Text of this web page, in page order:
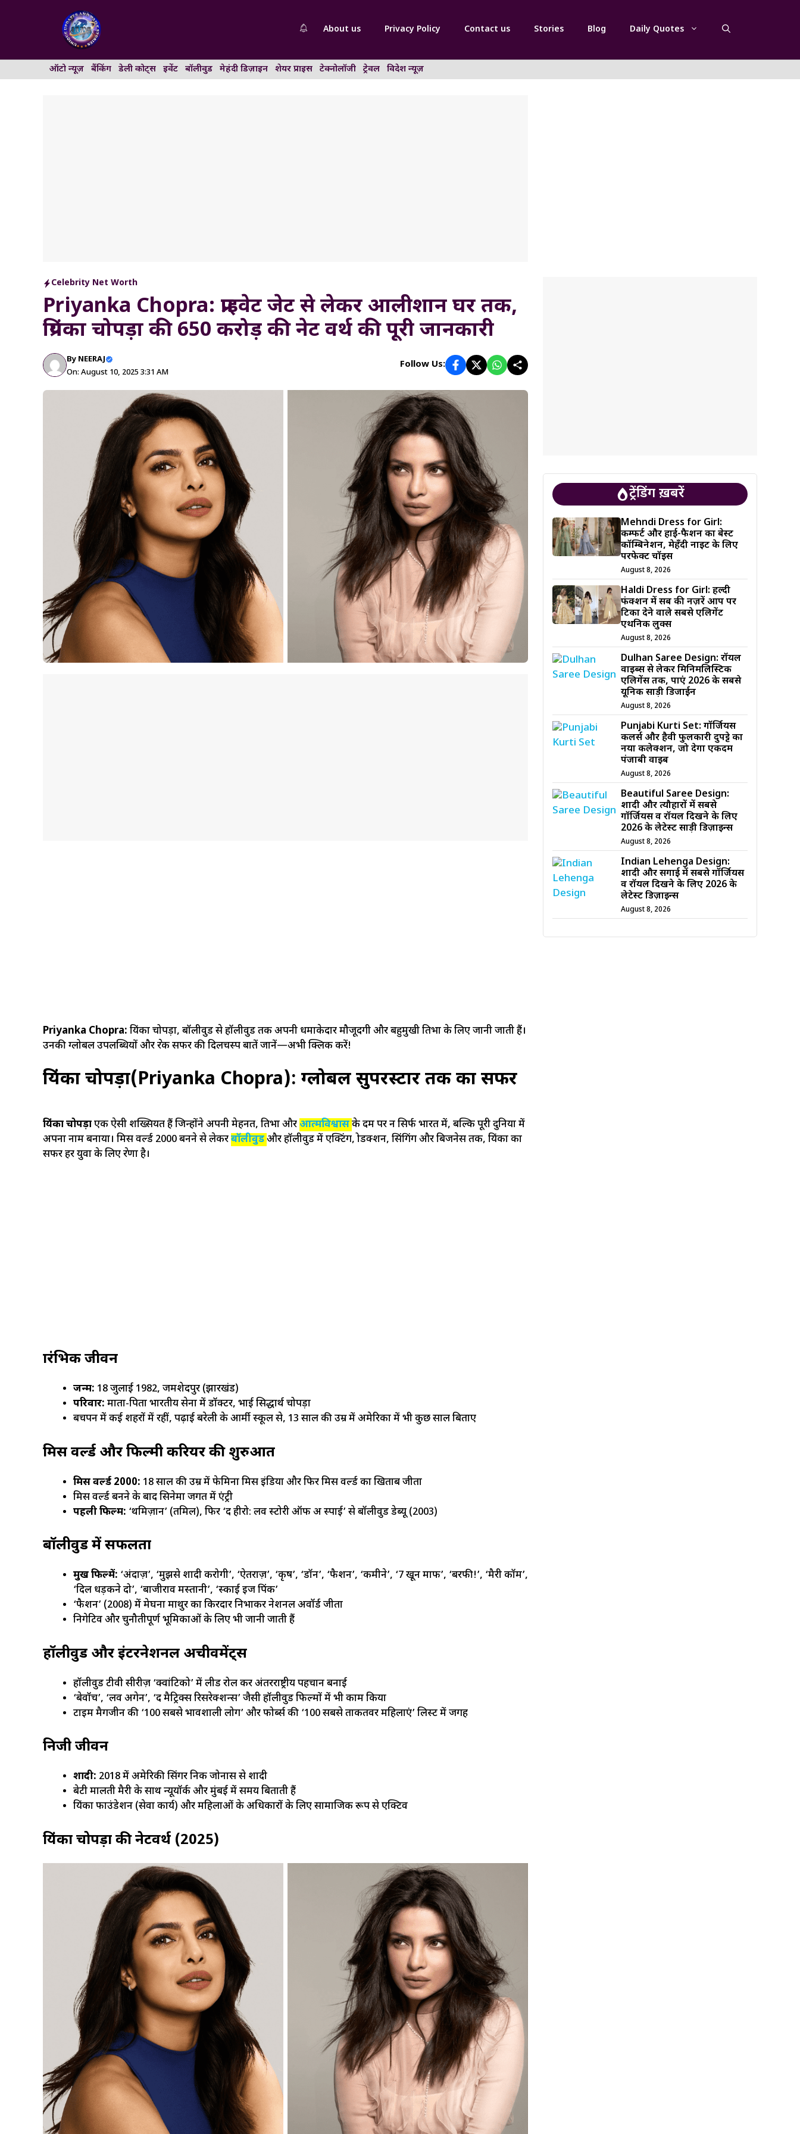
About us Privacy Policy Contact us Stories Blog Daily Quotes
ऑटो न्यूज़ बैंकिंग डेली कोट्स इवेंट बॉलीवुड मेहंदी डिज़ाइन शेयर प्राइस टेक्नोलॉजी ट्रेवल विदेश न्यूज़
Celebrity Net Worth
Priyanka Chopra: प्राइवेट जेट से लेकर आलीशान घर तक,
प्रियंका चोपड़ा की 650 करोड़ की नेट वर्थ की पूरी जानकारी
By NEERAJ
On: August 10, 2025 3:31 AM
Follow Us:
Priyanka Chopra: प्रियंका चोपड़ा, बॉलीवुड से हॉलीवुड तक अपनी धमाकेदार मौजूदगी और बहुमुखी प्रतिभा के लिए जानी जाती हैं।
उनकी ग्लोबल उपलब्धियों और प्रेरक सफर की दिलचस्प बातें जानें—अभी क्लिक करें!
प्रियंका चोपड़ा(Priyanka Chopra): ग्लोबल सुपरस्टार तक का सफर
प्रियंका चोपड़ाएक ऐसी शख्सियत हैं जिन्होंने अपनी मेहनत, प्रतिभा औरआत्मविश्वासके दम पर न सिर्फ भारत में, बल्कि पूरी दुनिया में
अपना नाम बनाया। मिस वर्ल्ड 2000 बनने से लेकरबॉलीवुडऔर हॉलीवुड में एक्टिंग, प्रोडक्शन, सिंगिंग और बिजनेस तक, प्रियंका का
सफर हर युवा के लिए प्रेरणा है।
प्रारंभिक जीवन
जन्म: 18 जुलाई 1982, जमशेदपुर (झारखंड)
परिवार: माता-पिता भारतीय सेना में डॉक्टर, भाई सिद्धार्थ चोपड़ा
बचपन में कई शहरों में रहीं, पढ़ाई बरेली के आर्मी स्कूल से, 13 साल की उम्र में अमेरिका में भी कुछ साल बिताए
मिस वर्ल्ड और फिल्मी करियर की शुरुआत
मिस वर्ल्ड 2000: 18 साल की उम्र में फेमिना मिस इंडिया और फिर मिस वर्ल्ड का खिताब जीता
मिस वर्ल्ड बनने के बाद सिनेमा जगत में एंट्री
पहली फिल्म: ‘थमिज़ान’ (तमिल), फिर ‘द हीरो: लव स्टोरी ऑफ अ स्पाई’ से बॉलीवुड डेब्यू (2003)
बॉलीवुड में सफलता
प्रमुख फिल्में: ‘अंदाज़’, ‘मुझसे शादी करोगी’, ‘ऐतराज़’, ‘कृष’, ‘डॉन’, ‘फैशन’, ‘कमीने’, ‘7 खून माफ’, ‘बरफी!’, ‘मैरी कॉम’,
‘दिल धड़कने दो’, ‘बाजीराव मस्तानी’, ‘स्काई इज पिंक’
‘फैशन’ (2008) में मेघना माथुर का किरदार निभाकर नेशनल अवॉर्ड जीता
निगेटिव और चुनौतीपूर्ण भूमिकाओं के लिए भी जानी जाती हैं
हॉलीवुड और इंटरनेशनल अचीवमेंट्स
हॉलीवुड टीवी सीरीज़ ‘क्वांटिको’ में लीड रोल कर अंतरराष्ट्रीय पहचान बनाई
‘बेवॉच’, ‘लव अगेन’, ‘द मैट्रिक्स रिसरेक्शन्स’ जैसी हॉलीवुड फिल्मों में भी काम किया
टाइम मैगजीन की ‘100 सबसे प्रभावशाली लोग’ और फोर्ब्स की ‘100 सबसे ताकतवर महिलाएं’ लिस्ट में जगह
निजी जीवन
शादी: 2018 में अमेरिकी सिंगर निक जोनास से शादी
बेटी मालती मैरी के साथ न्यूयॉर्क और मुंबई में समय बिताती हैं
प्रियंका फाउंडेशन (सेवा कार्य) और महिलाओं के अधिकारों के लिए सामाजिक रूप से एक्टिव
प्रियंका चोपड़ा की नेटवर्थ (2025)
ट्रेंडिंग ख़बरें
Mehndi Dress for Girl:
कम्फर्ट और हाई-फैशन का बेस्ट
कॉम्बिनेशन, मेहँदी नाइट के लिए
परफेक्ट चॉइस
August 8, 2026
Haldi Dress for Girl: हल्दी
फंक्शन में सब की नज़रें आप पर
टिका देने वाले सबसे एलिगेंट
एथनिक लुक्स
August 8, 2026
Dulhan Saree Design: रॉयल
वाइब्स से लेकर मिनिमलिस्टिक
एलिगेंस तक, पाएं 2026 के सबसे
यूनिक साड़ी डिजाईन
August 8, 2026
Punjabi Kurti Set: गॉर्जियस
कलर्स और हैवी फुलकारी दुपट्टे का
नया कलेक्शन, जो देगा एकदम
पंजाबी वाइब
August 8, 2026
Beautiful Saree Design:
शादी और त्यौहारों में सबसे
गॉर्जियस व रॉयल दिखने के लिए
2026 के लेटेस्ट साड़ी डिज़ाइन्स
August 8, 2026
Indian Lehenga Design:
शादी और सगाई में सबसे गॉर्जियस
व रॉयल दिखने के लिए 2026 के
लेटेस्ट डिज़ाइन्स
August 8, 2026